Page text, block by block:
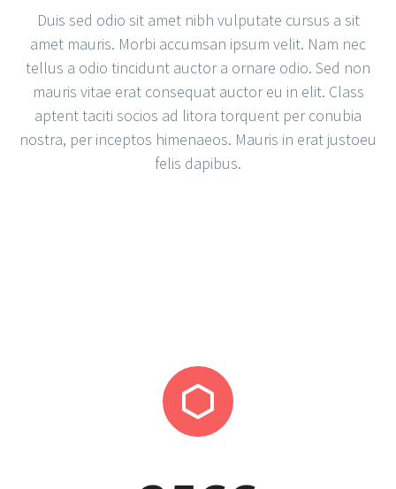
Duis sed odio sit amet nibh vulputate cursus a sit
amet mauris. Morbi accumsan ipsum velit. Nam nec
tellus a odio tincidunt auctor a ornare odio. Sed non
mauris vitae erat consequat auctor eu in elit. Class
aptent taciti socios ad litora torquent per conubia
nostra, per inceptos himenaeos. Mauris in erat justoeu
felis dapibus.

